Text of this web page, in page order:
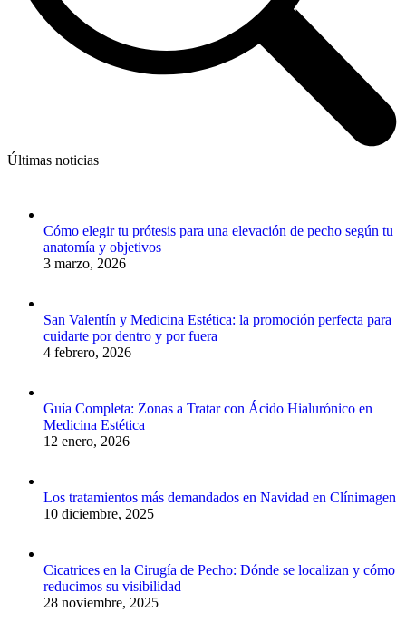
Últimas noticias
Cómo elegir tu prótesis para una elevación de pecho según tu
anatomía y objetivos
3 marzo, 2026
San Valentín y Medicina Estética: la promoción perfecta para
cuidarte por dentro y por fuera
4 febrero, 2026
Guía Completa: Zonas a Tratar con Ácido Hialurónico en
Medicina Estética
12 enero, 2026
Los tratamientos más demandados en Navidad en Clínimagen
10 diciembre, 2025
Cicatrices en la Cirugía de Pecho: Dónde se localizan y cómo
reducimos su visibilidad
28 noviembre, 2025